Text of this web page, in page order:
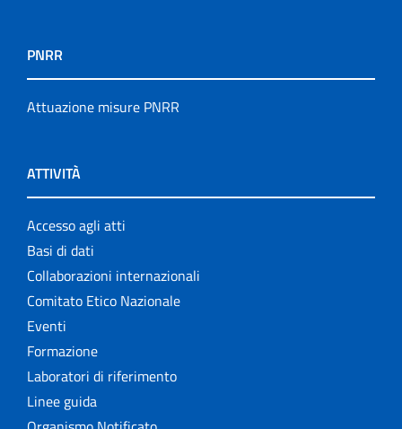
PNRR
Attuazione misure PNRR
ATTIVITÀ
Accesso agli atti
Basi di dati
Collaborazioni internazionali
Comitato Etico Nazionale
Eventi
Formazione
Laboratori di riferimento
Linee guida